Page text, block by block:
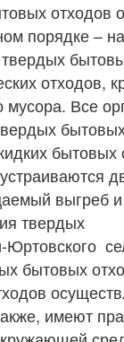
отходов
порядке –
отходов,
мусора. Все
бытовых
выгреб и
твердых
бытовых
имеют